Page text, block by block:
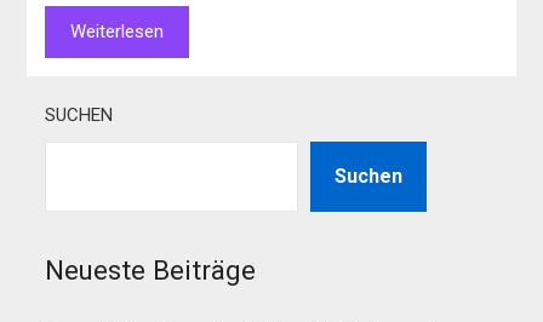
Weiterlesen
SUCHEN
Suchen
Neueste Beiträge